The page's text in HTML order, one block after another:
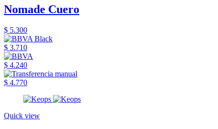
Nomade Cuero
$ 5.300
$ 3.710
$ 4.240
$ 4.770
Quick view